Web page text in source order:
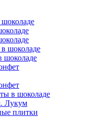
шоколаде
шоколаде
в шоколаде
Лукум
плитки